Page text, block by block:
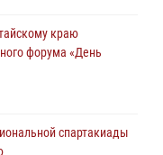
краю
форума «День
спартакиады